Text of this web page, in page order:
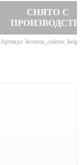
СНЯТО С
Артикул: